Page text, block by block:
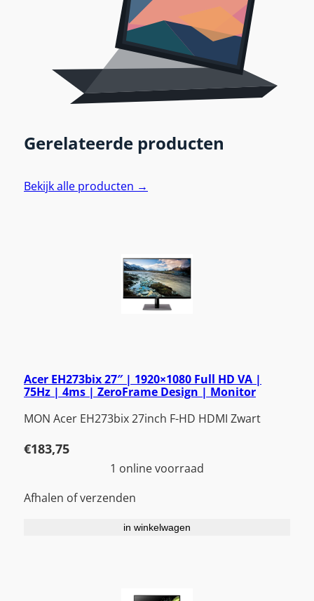
Gerelateerde producten
Bekijk alle producten →
Acer EH273bix 27″ | 1920×1080 Full HD VA |
75Hz | 4ms | ZeroFrame Design | Monitor
MON Acer EH273bix 27inch F-HD HDMI Zwart
€183,75
1 online voorraad
Afhalen of verzenden
in winkelwagen